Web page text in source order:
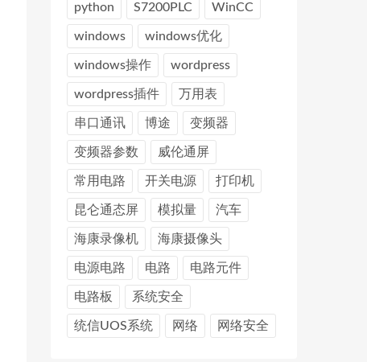
python S7200PLC WinCC
windows windows优化
windows操作 wordpress
wordpress插件 万用表
串口通讯 博途 变频器
变频器参数 威伦通屏
常用电路 开关电源 打印机
昆仑通态屏 模拟量 汽车
海康录像机 海康摄像头
电源电路 电路 电路元件
电路板 系统安全
统信UOS系统 网络 网络安全